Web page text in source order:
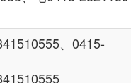
、0415-